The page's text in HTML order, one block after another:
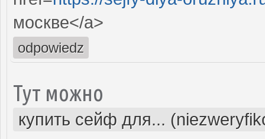
москве</a>
odpowiedz
Тут можно
купить сейф для...